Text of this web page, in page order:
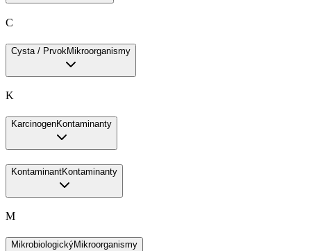
C
Cysta / PrvokMikroorganismy
K
KarcinogenKontaminanty
KontaminantKontaminanty
M
MikrobiologickýMikroorganismy